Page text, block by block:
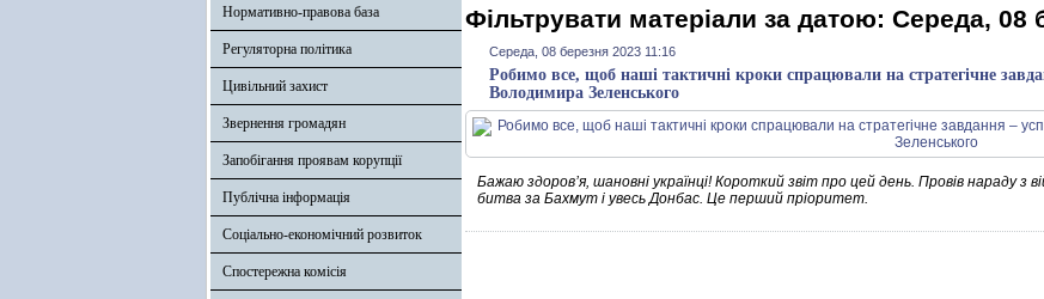
Нормативно-правова база
Регуляторна політика
Цивільний захист
Звернення громадян
Запобігання проявам корупції
Публічна інформація
Соціально-економічний розвиток
Спостережна комісія
Фільтрувати матеріали за датою: Середа, 08
Середа, 08 березня 2023 11:16
Робимо все, щоб наші тактичні кроки спрацювали на стратегічне
Володимира Зеленського
Бажаю здоровʼя, шановні українці! Короткий звіт про цей день. Провів нараду з
битва за Бахмут і увесь Донбас. Це перший пріоритет.